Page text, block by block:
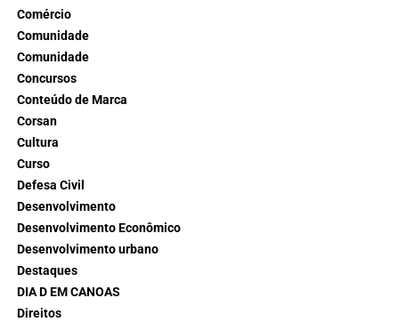
Comércio
Comunidade
Comunidade
Concursos
Conteúdo de Marca
Corsan
Cultura
Curso
Defesa Civil
Desenvolvimento
Desenvolvimento Econômico
Desenvolvimento urbano
Destaques
DIA D EM CANOAS
Direitos